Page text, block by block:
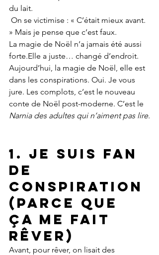
du lait.
On se victimise : « C’était mieux avant.
» Mais je pense que c’est faux.
La magie de Noël n’a jamais été aussi
forte.Elle a juste… changé d’endroit.
Aujourd’hui, la magie de Noël, elle est
dans les conspirations. Oui. Je vous
jure. Les complots, c’est le nouveau
conte de Noël post-moderne. C’est le
Narnia des adultes qui n’aiment pas lire.
1. Je suis fan
de
conspiration
(parce que
ça me fait
rêver)
Avant, pour rêver, on lisait des